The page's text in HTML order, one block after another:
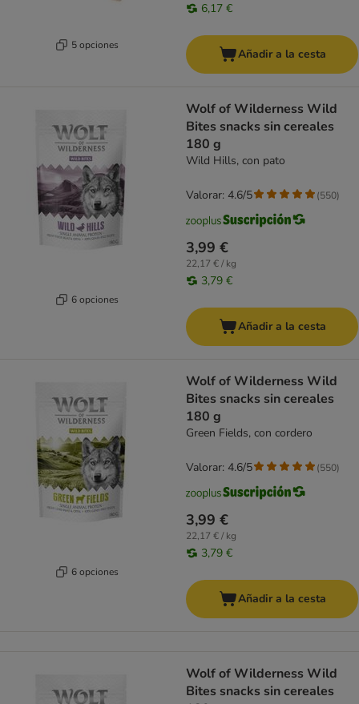
5 opciones
6,17 €
Añadir a la cesta
6 opciones
Wolf of Wilderness Wild
Bites snacks sin cereales
180 g
Wild Hills, con pato
3,99 €
22,17 € / kg
3,79 €
Valorar: 4.6/5 (550)
Añadir a la cesta
6 opciones
Wolf of Wilderness Wild
Bites snacks sin cereales
180 g
Green Fields, con cordero
3,99 €
22,17 € / kg
3,79 €
Valorar: 4.6/5 (550)
Añadir a la cesta
Wolf of Wilderness Wild
Bites snacks sin cereales